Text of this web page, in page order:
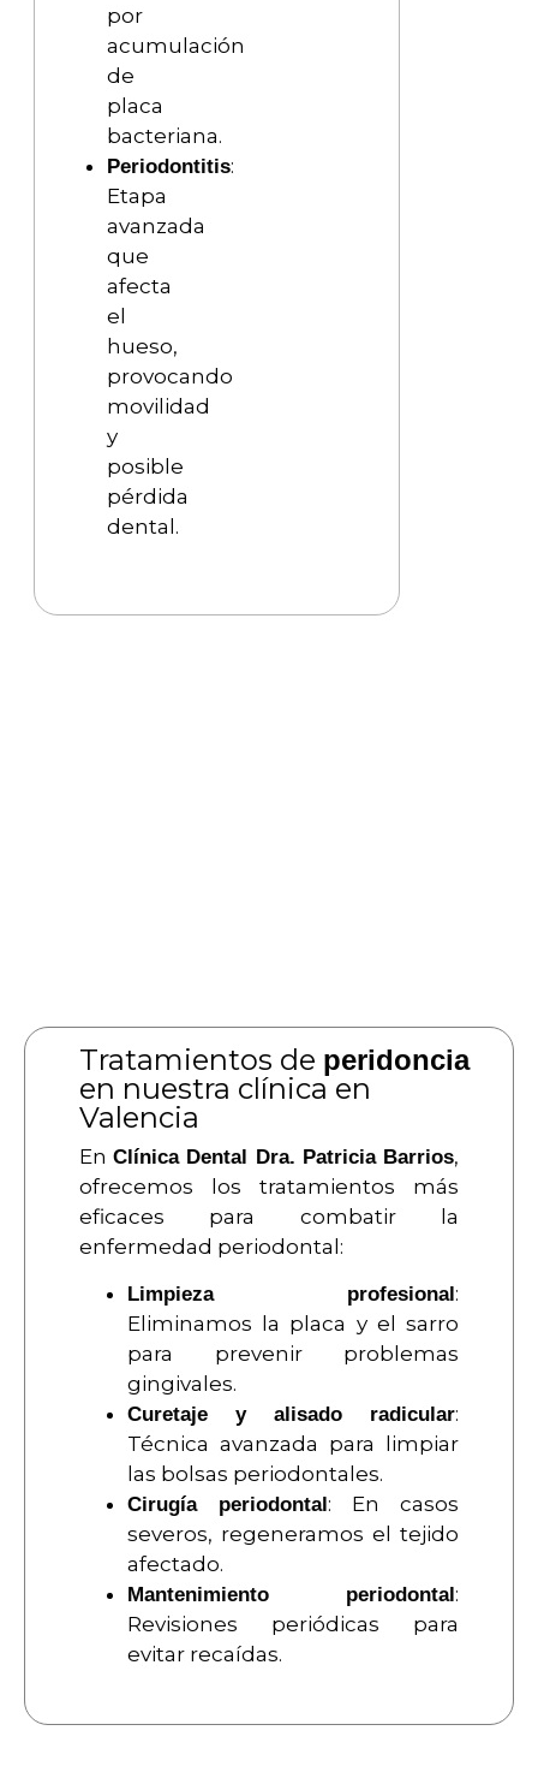
por
acumulación
de
placa
bacteriana.
Periodontitis:
Etapa
avanzada
que
afecta
el
hueso,
provocando
movilidad
y
posible
pérdida
dental.
Tratamientos de peridoncia
en nuestra clínica en
Valencia
EnClínica Dental Dra. Patricia Barrios,
ofrecemos los tratamientos más
eficaces para combatir la
enfermedad periodontal:
Limpieza profesional:
Eliminamos la placa y el sarro
para prevenir problemas
gingivales.
Curetaje y alisado radicular:
Técnica avanzada para limpiar
las bolsas periodontales.
Cirugía periodontal: En casos
severos, regeneramos el tejido
afectado.
Mantenimiento periodontal:
Revisiones periódicas para
evitar recaídas.